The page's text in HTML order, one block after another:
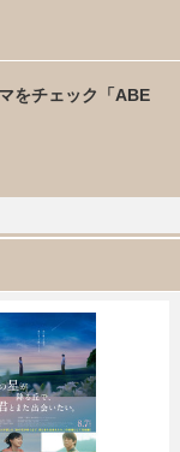
をチェック「ABE